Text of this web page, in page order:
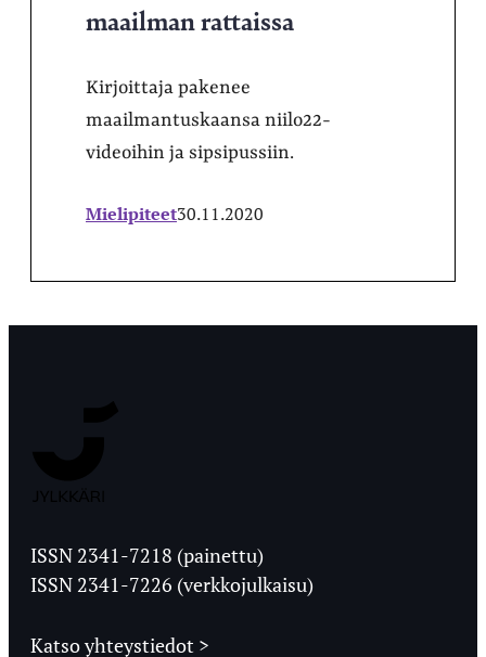
maailman rattaissa
Kirjoittaja pakenee
maailmantuskaansa niilo22-
videoihin ja sipsipussiin.
Mielipiteet30.11.2020
Ylioppilaslehti
ISSN 2341-7218 (painettu)
ISSN 2341-7226 (verkkojulkaisu)
Katso yhteystiedot >